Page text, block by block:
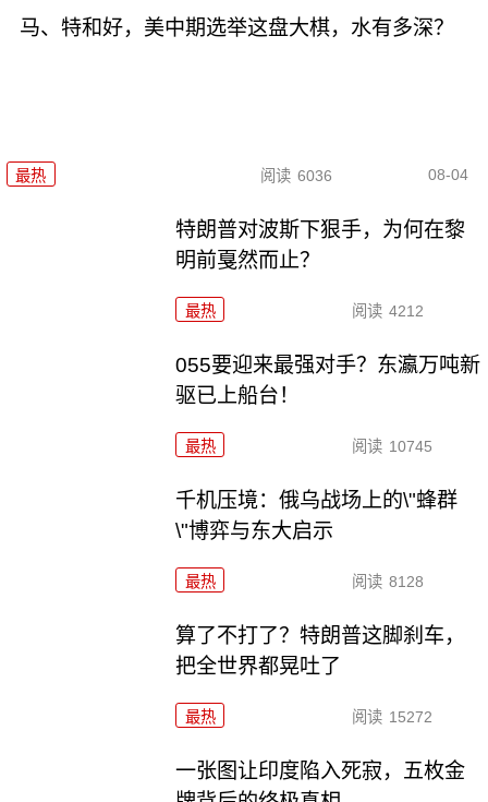
马、特和好，美中期选举这盘大棋，水有多深？
最热 阅读 6036 08-04
特朗普对波斯下狠手，为何在黎
明前戛然而止？
最热 阅读 4212
055要迎来最强对手？东瀛万吨新
驱已上船台！
最热 阅读 10745
千机压境：俄乌战场上的\"蜂群
\"博弈与东大启示
最热 阅读 8128
算了不打了？特朗普这脚刹车，
把全世界都晃吐了
最热 阅读 15272
一张图让印度陷入死寂，五枚金